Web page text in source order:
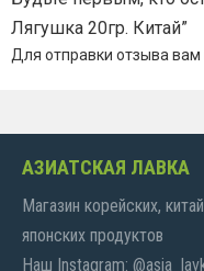
Лягушка 20гр. Китай”
Для отправки отзыва
АЗИАТСКАЯ ЛАВКА
Магазин корейских,
японских продуктов
Наш Instagram: